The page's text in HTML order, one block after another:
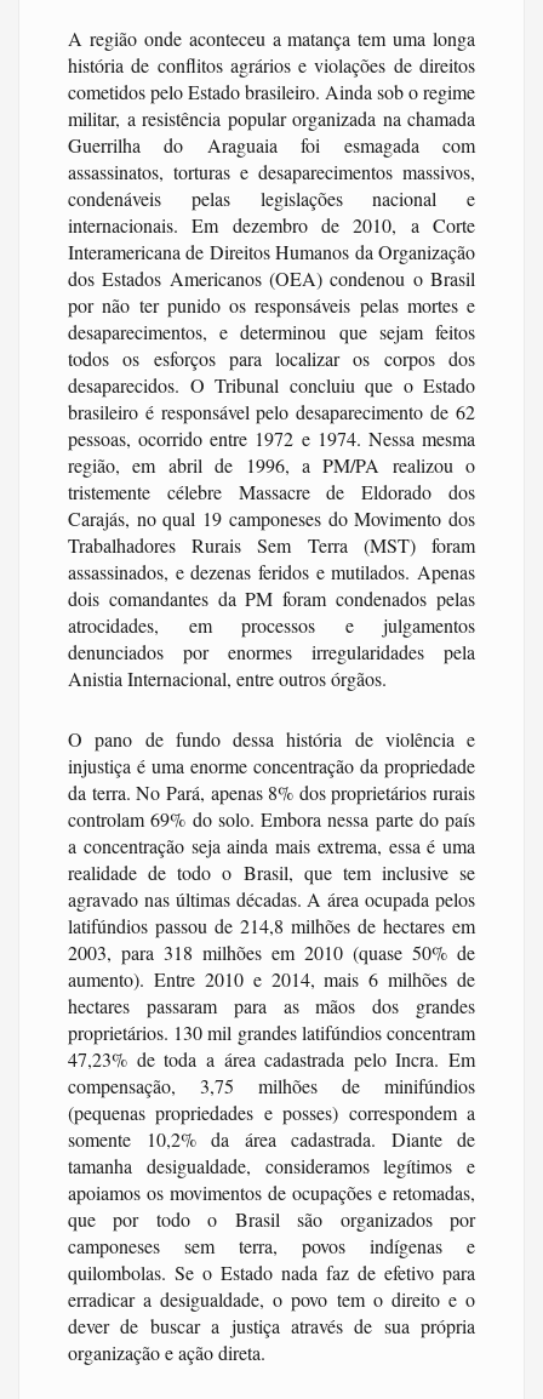
A região onde aconteceu a matança tem uma longa
história de conflitos agrários e violações de direitos
cometidos pelo Estado brasileiro. Ainda sob o regime
militar, a resistência popular organizada na chamada
Guerrilha do Araguaia foi esmagada com
assassinatos, torturas e desaparecimentos massivos,
condenáveis pelas legislações nacional e
internacionais. Em dezembro de 2010, a Corte
Interamericana de Direitos Humanos da Organização
dos Estados Americanos (OEA) condenou o Brasil
por não ter punido os responsáveis pelas mortes e
desaparecimentos, e determinou que sejam feitos
todos os esforços para localizar os corpos dos
desaparecidos. O Tribunal concluiu que o Estado
brasileiro é responsável pelo desaparecimento de 62
pessoas, ocorrido entre 1972 e 1974. Nessa mesma
região, em abril de 1996, a PM/PA realizou o
tristemente célebre Massacre de Eldorado dos
Carajás, no qual 19 camponeses do Movimento dos
Trabalhadores Rurais Sem Terra (MST) foram
assassinados, e dezenas feridos e mutilados. Apenas
dois comandantes da PM foram condenados pelas
atrocidades, em processos e julgamentos
denunciados por enormes irregularidades pela
Anistia Internacional, entre outros órgãos.
O pano de fundo dessa história de violência e
injustiça é uma enorme concentração da propriedade
da terra. No Pará, apenas 8% dos proprietários rurais
controlam 69% do solo. Embora nessa parte do país
a concentração seja ainda mais extrema, essa é uma
realidade de todo o Brasil, que tem inclusive se
agravado nas últimas décadas. A área ocupada pelos
latifúndios passou de 214,8 milhões de hectares em
2003, para 318 milhões em 2010 (quase 50% de
aumento). Entre 2010 e 2014, mais 6 milhões de
hectares passaram para as mãos dos grandes
proprietários. 130 mil grandes latifúndios concentram
47,23% de toda a área cadastrada pelo Incra. Em
compensação, 3,75 milhões de minifúndios
(pequenas propriedades e posses) correspondem a
somente 10,2% da área cadastrada. Diante de
tamanha desigualdade, consideramos legítimos e
apoiamos os movimentos de ocupações e retomadas,
que por todo o Brasil são organizados por
camponeses sem terra, povos indígenas e
quilombolas. Se o Estado nada faz de efetivo para
erradicar a desigualdade, o povo tem o direito e o
dever de buscar a justiça através de sua própria
organização e ação direta.